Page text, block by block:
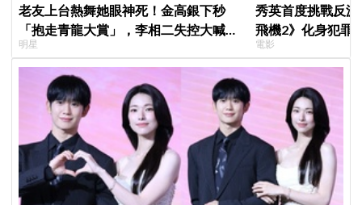
老友上台熱舞她眼神死！金高銀下秒
「抱走青龍大賞」，李相二失控大喊
「呀！」真情流露網笑翻
明星
秀英首度挑戰反
飛機2》化身犯罪
電影